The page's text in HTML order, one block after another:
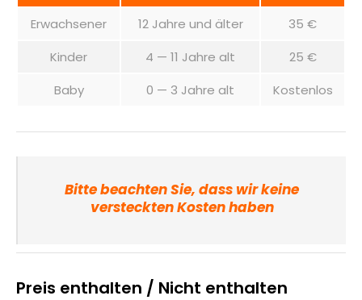
Erwachsener 12 Jahre und älter
35 €
Kinder
4 — 11 Jahre alt
25 €
Baby
0 — 3 Jahre alt Kostenlos
Bitte beachten Sie, dass wir keine
versteckten Kosten haben
Preis enthalten / Nicht enthalten